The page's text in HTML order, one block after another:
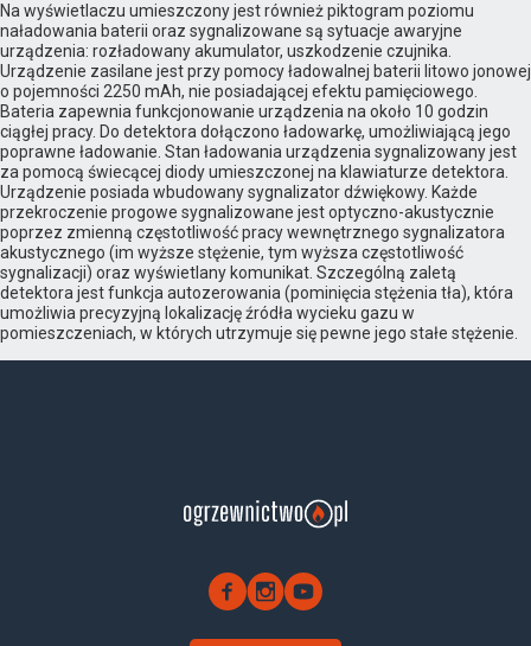
Na wyświetlaczu umieszczony jest również piktogram poziomu
naładowania baterii oraz sygnalizowane są sytuacje awaryjne
urządzenia: rozładowany akumulator, uszkodzenie czujnika.
Urządzenie zasilane jest przy pomocy ładowalnej baterii litowo jonowej
o pojemności 2250 mAh, nie posiadającej efektu pamięciowego.
Bateria zapewnia funkcjonowanie urządzenia na około 10 godzin
ciągłej pracy. Do detektora dołączono ładowarkę, umożliwiającą jego
poprawne ładowanie. Stan ładowania urządzenia sygnalizowany jest
za pomocą świecącej diody umieszczonej na klawiaturze detektora.
Urządzenie posiada wbudowany sygnalizator dźwiękowy. Każde
przekroczenie progowe sygnalizowane jest optyczno-akustycznie
poprzez zmienną częstotliwość pracy wewnętrznego sygnalizatora
akustycznego (im wyższe stężenie, tym wyższa częstotliwość
sygnalizacji) oraz wyświetlany komunikat. Szczególną zaletą
detektora jest funkcja autozerowania (pominięcia stężenia tła), która
umożliwia precyzyjną lokalizację źródła wycieku gazu w
pomieszczeniach, w których utrzymuje się pewne jego stałe stężenie.